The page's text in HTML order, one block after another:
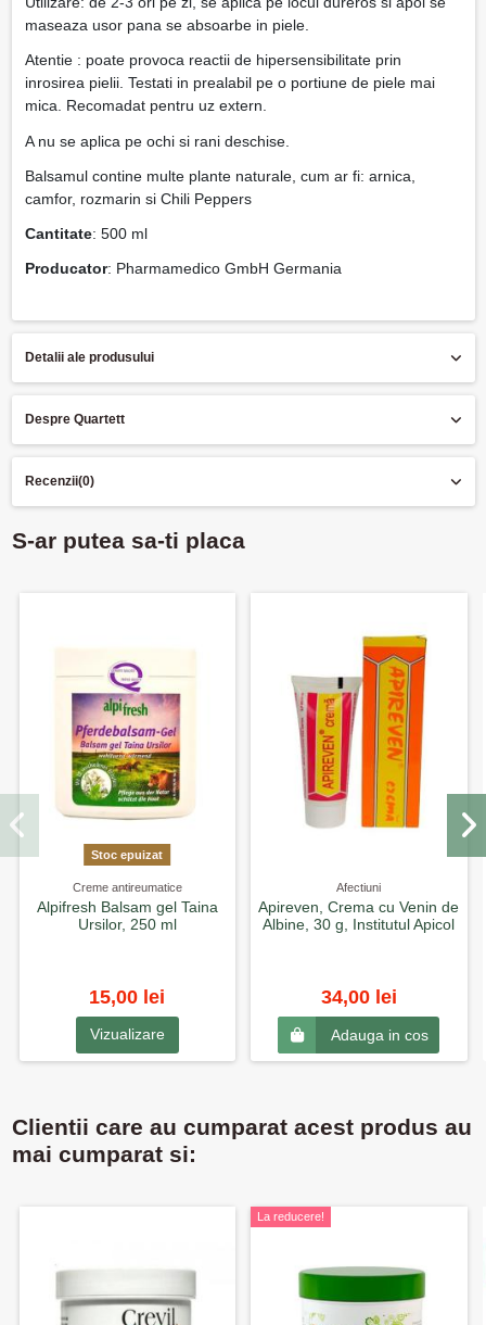
maseaza usor pana se absoarbe in piele.
Atentie : poate provoca reactii de hipersensibilitate prin
inrosirea pielii. Testati in prealabil pe o portiune de piele mai
mica. Recomadat pentru uz extern.
A nu se aplica pe ochi si rani deschise.
Balsamul contine multe plante naturale, cum ar fi: arnica,
camfor, rozmarin si Chili Peppers
Cantitate: 500 ml
Producator: Pharmamedico GmbH Germania
Detalii ale produsului
Despre Quartett
Recenzii(0)
S-ar putea sa-ti placa
Stoc epuizat
Creme antireumatice
Alpifresh Balsam gel Taina
Ursilor, 250 ml
15,00 lei
Vizualizare
Afectiuni
Apireven, Crema cu Venin de
Albine, 30 g, Institutul Apicol
34,00 lei
Adauga in cos
Clientii care au cumparat acest produs au
mai cumparat si:
La reducere!